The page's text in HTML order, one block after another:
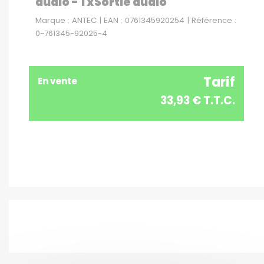
Marque : ANTEC | EAN : 0761345920254 | Référence :
0-761345-92025-4
En vente Tarif
33,93 € T.T.C.